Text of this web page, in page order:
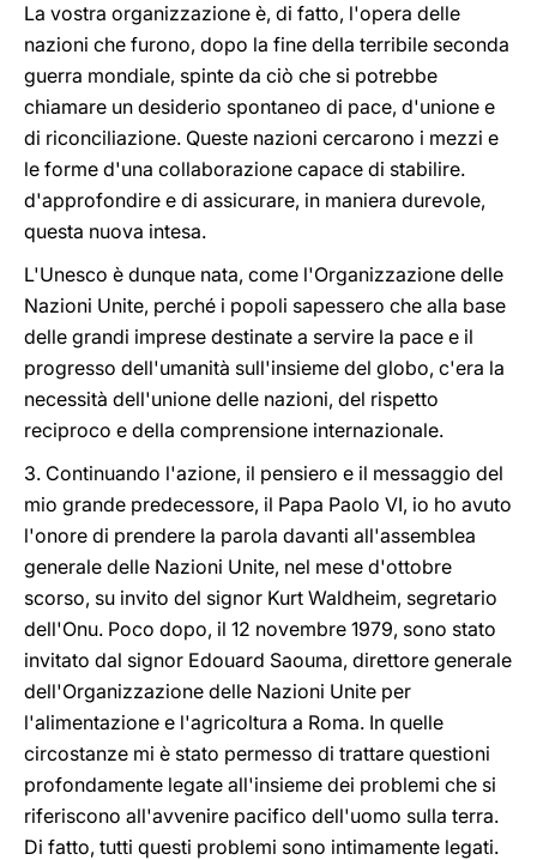
La vostra organizzazione è, di fatto, l'opera delle
nazioni che furono, dopo la fine della terribile seconda
guerra mondiale, spinte da ciò che si potrebbe
chiamare un desiderio spontaneo di pace, d'unione e
di riconciliazione. Queste nazioni cercarono i mezzi e
le forme d'una collaborazione capace di stabilire.
d'approfondire e di assicurare, in maniera durevole,
questa nuova intesa.
L'Unesco è dunque nata, come l'Organizzazione delle
Nazioni Unite, perché i popoli sapessero che alla base
delle grandi imprese destinate a servire la pace e il
progresso dell'umanità sull'insieme del globo, c'era la
necessità dell'unione delle nazioni, del rispetto
reciproco e della comprensione internazionale.
3. Continuando l'azione, il pensiero e il messaggio del
mio grande predecessore, il Papa Paolo VI, io ho avuto
l'onore di prendere la parola davanti all'assemblea
generale delle Nazioni Unite, nel mese d'ottobre
scorso, su invito del signor Kurt Waldheim, segretario
dell'Onu. Poco dopo, il 12 novembre 1979, sono stato
invitato dal signor Edouard Saouma, direttore generale
dell'Organizzazione delle Nazioni Unite per
l'alimentazione e l'agricoltura a Roma. In quelle
circostanze mi è stato permesso di trattare questioni
profondamente legate all'insieme dei problemi che si
riferiscono all'avvenire pacifico dell'uomo sulla terra.
Di fatto, tutti questi problemi sono intimamente legati.